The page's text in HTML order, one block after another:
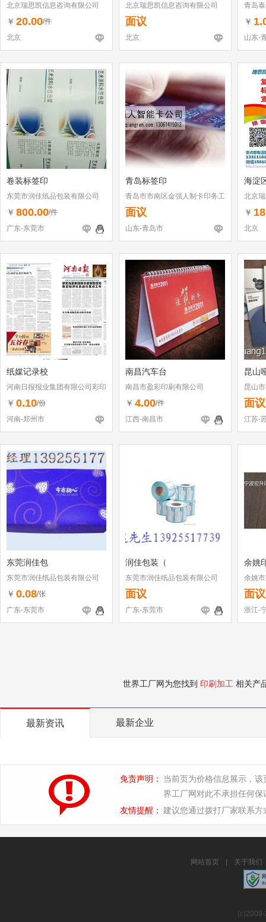
北京瑞思凯信息咨询有限公司
￥ 20.00/件
北京
北京瑞思凯信息咨询有限公司
面议
北京
青岛
￥
山东-
卷装标签印
东莞市润佳纸品包装有限公司
￥ 800.00/件
广东-东莞市
青岛标签印
青岛市市南区金强人制卡印务工
作室
面议
山东-青岛市
海淀
北京
￥
北京
纸媒记录校
河南日报报业集团有限公司彩印
厂
￥ 0.10/份
河南-郑州市
南昌汽车台
南昌市盈彩印刷有限公司
￥ 4.00/件
江西-南昌市
昆山
昆山
司
面议
江苏-
东莞润佳包
东莞市润佳纸品包装有限公司
￥ 0.08/张
广东-东莞市
润佳包装（
东莞市润佳纸品包装有限公司
面议
广东-东莞市
余姚
余姚
面议
浙江-
世界工厂网为您找到 印刷加工 相关产
最新资讯 最新企业
免责声明：
当前页为价格信息展示，
界工厂网对此不承担任何保
友情提醒： 建议您通过拨打厂家联系
网站首页 关于我们